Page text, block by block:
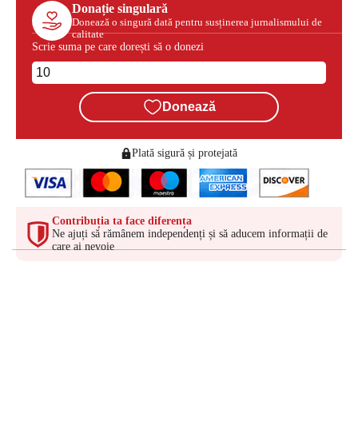
Donație singulară
Donează o singură dată pentru susținerea jurnalismului de
calitate
Scrie suma pe care dorești să o donezi
Donează
Plată sigură și protejată
Contribuția ta face diferența
Ne ajuți să rămânem independenți și să aducem informații de
care ai nevoie